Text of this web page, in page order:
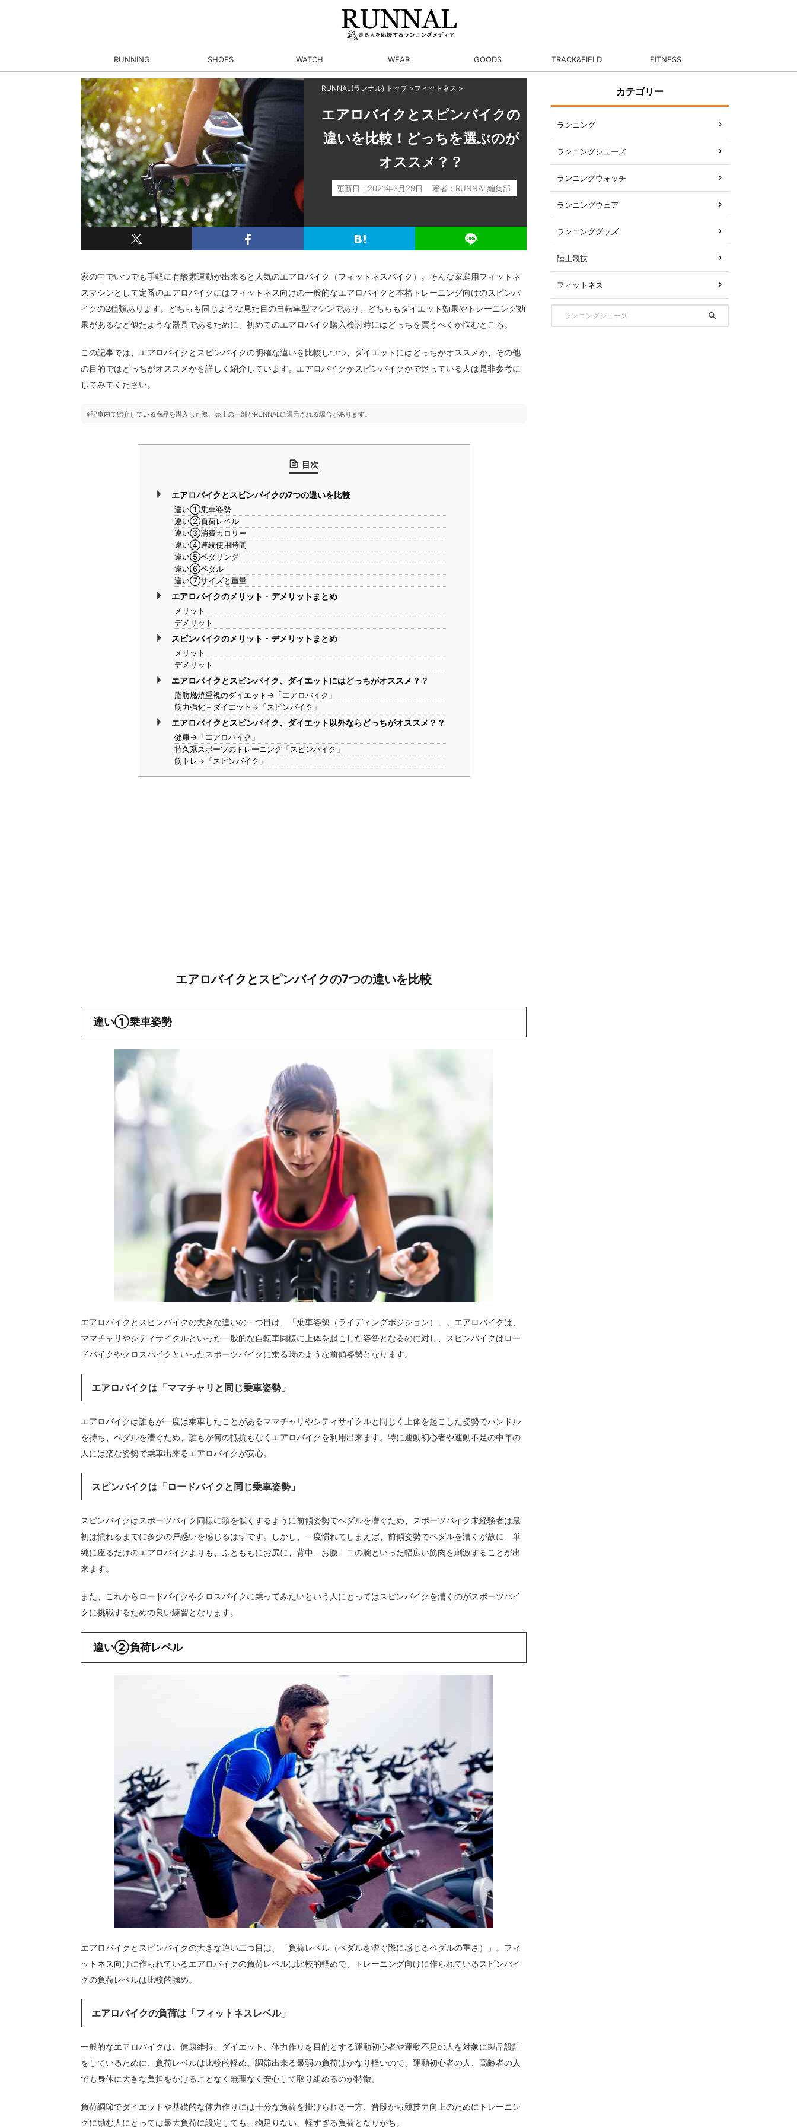
RUNNING SHOES WATCH WEAR GOODS TRACK&FIELD FITNESS
RUNNAL(ランナル) トップ >フィットネス >
エアロバイクとスピンバイクの
違いを比較！どっちを選ぶのが
オススメ？？
更新日： 2021年3月29日 著者： RUNNAL編集部
家の中でいつでも手軽に有酸素運動が出来ると人気のエアロバイク（フィットネスバイク）。そんな家庭用フィットネ
スマシンとして定番のエアロバイクにはフィットネス向けの一般的なエアロバイクと本格トレーニング向けのスピンバ
イクの2種類あります。どちらも同じような見た目の自転車型マシンであり、どちらもダイエット効果やトレーニング効
果があるなど似たような器具であるために、初めてのエアロバイク購入検討時にはどっちを買うべくか悩むところ。
この記事では、エアロバイクとスピンバイクの明確な違いを比較しつつ、ダイエットにはどっちがオススメか、その他
の目的ではどっちがオススメかを詳しく紹介しています。エアロバイクかスピンバイクかで迷っている人は是非参考に
してみてください。
※記事内で紹介している商品を購入した際、売上の一部がRUNNALに還元される場合があります。
目次
エアロバイクとスピンバイクの7つの違いを比較
違い①乗車姿勢
違い②負荷レベル
違い③消費カロリー
違い④連続使用時間
違い⑤ペダリング
違い⑥ペダル
違い⑦サイズと重量
エアロバイクのメリット・デメリットまとめ
メリット
デメリット
スピンバイクのメリット・デメリットまとめ
メリット
デメリット
エアロバイクとスピンバイク、ダイエットにはどっちがオススメ？？
脂肪燃焼重視のダイエット→「エアロバイク」
筋力強化＋ダイエット→「スピンバイク」
エアロバイクとスピンバイク、ダイエット以外ならどっちがオススメ？？
健康→「エアロバイク」
持久系スポーツのトレーニング「スピンバイク」
筋トレ→「スピンバイク」
エアロバイクとスピンバイクの7つの違いを比較
違い①乗車姿勢
エアロバイクとスピンバイクの大きな違いの一つ目は、「乗車姿勢（ライディングポジション）」。エアロバイクは、
ママチャリやシティサイクルといった一般的な自転車同様に上体を起こした姿勢となるのに対し、スピンバイクはロー
ドバイクやクロスバイクといったスポーツバイクに乗る時のような前傾姿勢となります。
エアロバイクは「ママチャリと同じ乗車姿勢」
エアロバイクは誰もが一度は乗車したことがあるママチャリやシティサイクルと同じく上体を起こした姿勢でハンドル
を持ち、ペダルを漕ぐため、誰もが何の抵抗もなくエアロバイクを利用出来ます。特に運動初心者や運動不足の中年の
人には楽な姿勢で乗車出来るエアロバイクが安心。
スピンバイクは「ロードバイクと同じ乗車姿勢」
スピンバイクはスポーツバイク同様に頭を低くするように前傾姿勢でペダルを漕ぐため、スポーツバイク未経験者は最
初は慣れるまでに多少の戸惑いを感じるはずです。しかし、一度慣れてしまえば、前傾姿勢でペダルを漕ぐが故に、単
純に座るだけのエアロバイクよりも、ふとももにお尻に、背中、お腹、二の腕といった幅広い筋肉を刺激することが出
来ます。
また、これからロードバイクやクロスバイクに乗ってみたいという人にとってはスピンバイクを漕ぐのがスポーツバイ
クに挑戦するための良い練習となります。
違い②負荷レベル
エアロバイクとスピンバイクの大きな違い二つ目は、「負荷レベル（ペダルを漕ぐ際に感じるペダルの重さ）」。フィ
ットネス向けに作られているエアロバイクの負荷レベルは比較的軽めで、トレーニング向けに作られているスピンバイ
クの負荷レベルは比較的強め。
エアロバイクの負荷は「フィットネスレベル」
一般的なエアロバイクは、健康維持、ダイエット、体力作りを目的とする運動初心者や運動不足の人を対象に製品設計
をしているために、負荷レベルは比較的軽め。調節出来る最弱の負荷はかなり軽いので、運動初心者の人、高齢者の人
でも身体に大きな負担をかけることなく無理なく安心して取り組めるのが特徴。
負荷調節でダイエットや基礎的な体力作りには十分な負荷を掛けられる一方、普段から競技力向上のためにトレーニン
グに励む人にとっては最大負荷に設定しても、物足りない、軽すぎる負荷となりがち。
カテゴリー
ランニング
ランニングシューズ
ランニングウォッチ
ランニングウェア
ランニンググッズ
陸上競技
フィットネス